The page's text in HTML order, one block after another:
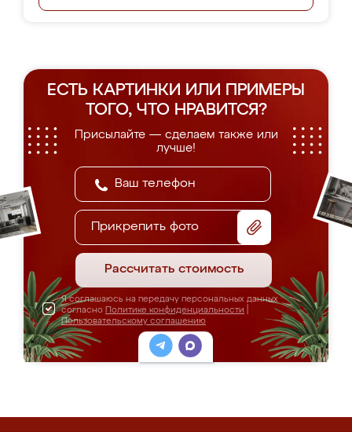
ЕСТЬ КАРТИНКИ ИЛИ ПРИМЕРЫ
ТОГО, ЧТО НРАВИТСЯ?
Присылайте — сделаем также или
лучше!
Прикрепить фото
Рассчитать стоимость
Я соглашаюсь на передачу персональных данных
согласно Политике конфиденциальности
Пользовательскому соглашению